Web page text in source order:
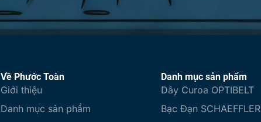
Về Phước Toàn
Giới thiệu
Danh mục sản phẩm
Danh mục sản phẩm
Dây Curoa OPTIBELT
Bạc Đạn SCHAEFFLER